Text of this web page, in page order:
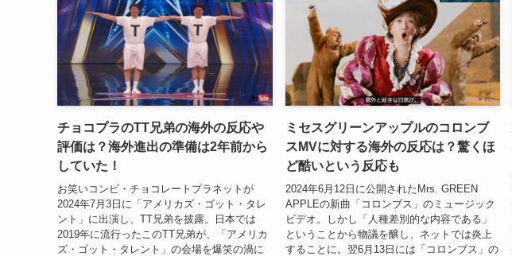
チョコプラのTT兄弟の海外の反応や
評価は？海外進出の準備は2年前から
していた！
お笑いコンビ・チョコレートプラネットが
2024年7月3日に「アメリカズ・ゴット・タレ
ント」に出演し、TT兄弟を披露。日本では
2019年に流行ったこのTT兄弟が、「アメリカ
ズ・ゴット・タレント」の会場を爆笑の渦に
ミセスグリーンアップルのコロンブ
スMVに対する海外の反応は？驚くほ
ど酷いという反応も
2024年6月12日に公開されたMrs. GREEN
APPLEの新曲「コロンブス」のミュージック
ビデオ。しかし「人種差別的な内容である」
ということから物議を醸し、ネットでは炎上
することに。翌6月13日には「コロンブス」の